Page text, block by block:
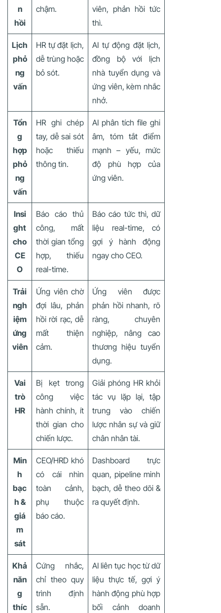
n
hồi
chậm.
viên, phản hồi tức
thì.
Lịch
phỏ
ng
vấn
HR tự đặt lịch,
dễ trùng hoặc
bỏ sót.
AI tự động đặt lịch,
đồng bộ với lịch
nhà tuyển dụng và
ứng viên, kèm nhắc
nhở.
Tổn
g
hợp
phỏ
ng
vấn
HR ghi chép
tay, dễ sai sót
hoặc thiếu
thông tin.
AI phân tích file ghi
âm, tóm tắt điểm
mạnh – yếu, mức
độ phù hợp của
ứng viên.
Insi
ght
cho
CE
O
Báo cáo thủ
công, mất
thời gian tổng
hợp, thiếu
real-time.
Báo cáo tức thì, dữ
liệu real-time, có
gợi ý hành động
ngay cho CEO.
Trải
ngh
iệm
ứng
viên
Ứng viên chờ
đợi lâu, phản
hồi rời rạc, dễ
mất thiện
cảm.
Ứng viên được
phản hồi nhanh, rõ
ràng, chuyên
nghiệp, nâng cao
thương hiệu tuyển
dụng.
Vai
trò
HR
Bị kẹt trong
công việc
hành chính, ít
thời gian cho
chiến lược.
Giải phóng HR khỏi
tác vụ lặp lại, tập
trung vào chiến
lược nhân sự và giữ
chân nhân tài.
Min
h
bạc
h &
giá
m
sát
CEO/HRD khó
có cái nhìn
toàn cảnh,
phụ thuộc
báo cáo.
Dashboard trực
quan, pipeline minh
bạch, dễ theo dõi &
ra quyết định.
Khả
năn
g
thíc
Cứng nhắc,
chỉ theo quy
trình định
sẵn.
AI liên tục học từ dữ
liệu thực tế, gợi ý
hành động phù hợp
bối cảnh doanh